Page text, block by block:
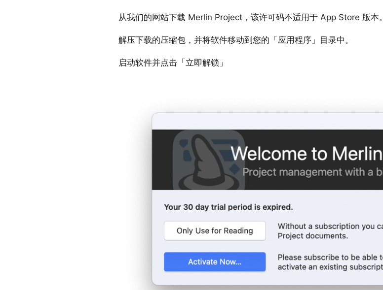
从我们的网站下载 Merlin Project ，该许可码不适用于 App Store 版本。
解压下载的压缩包，并将软件移动到您的「应用程序」目录中。
启动软件并点击「立即解锁」